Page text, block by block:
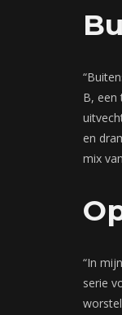
B, een
en
mix
“In
serie